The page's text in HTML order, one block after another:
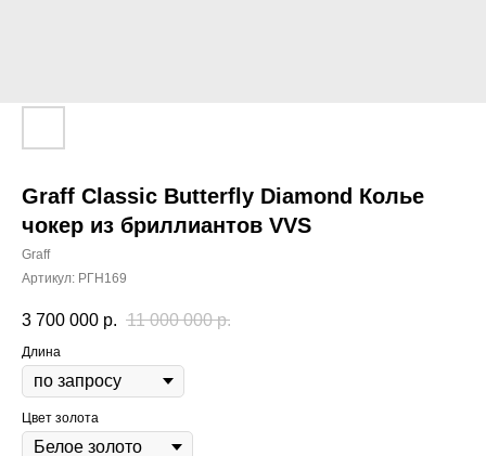
Graff Classic Butterfly Diamond Колье
чокер из бриллиантов VVS
Graff
Артикул: РГН169
3 700 000 р. 11 000 000 р.
Длина
Цвет золота